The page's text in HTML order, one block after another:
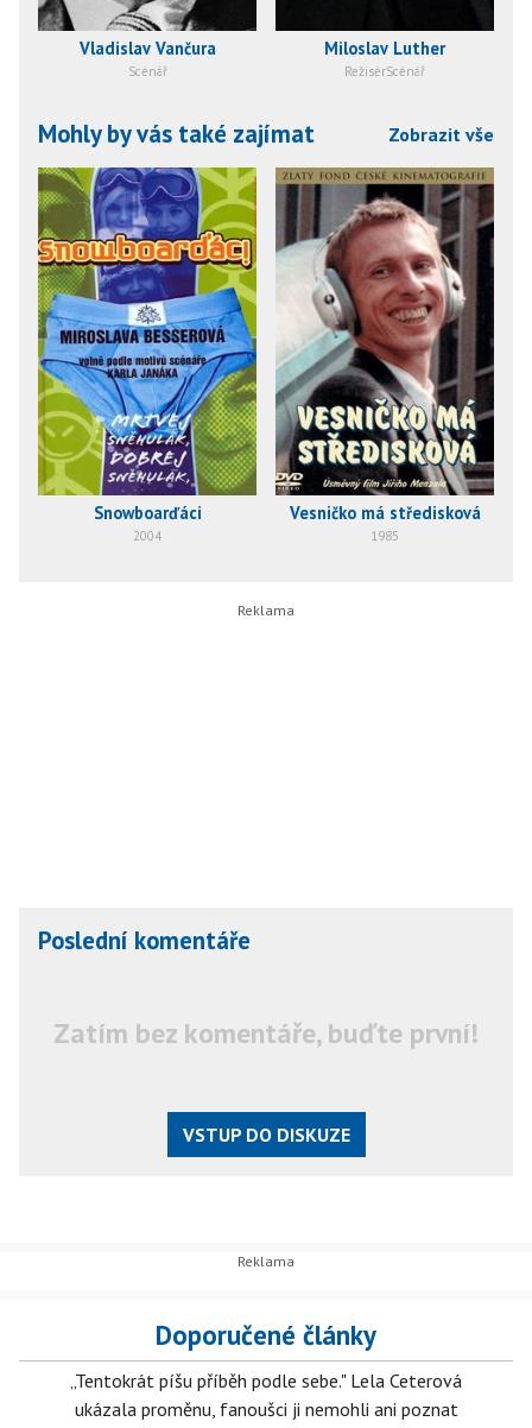
Vladislav Vančura
Scénář
Miloslav Luther
RežisérScénář
Mohly by vás také zajímat Zobrazit vše
Snowboarďáci
2004
Vesničko má středisková
1985
Poslední komentáře
Zatím bez komentáře, buďte první!
VSTUP DO DISKUZE
Doporučené články
„Tentokrát píšu příběh podle sebe." Lela Ceterová
ukázala proměnu, fanoušci ji nemohli ani poznat